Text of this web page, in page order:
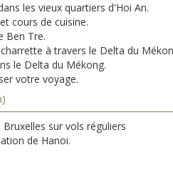
les vieux quartiers d'Hoi An.
cours de cuisine.
Ben Tre.
à travers le Delta du
le Delta du Mékong.
votre voyage.
sur vols réguliers
de Hanoi.